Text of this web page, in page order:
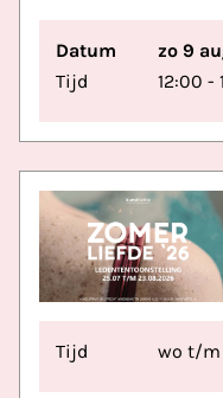
Datum
zo 9
Tijd
12:00 -
Tijd wo t/m